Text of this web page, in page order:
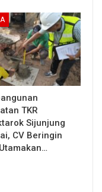
TKR
Sijunjung
CV Beringin